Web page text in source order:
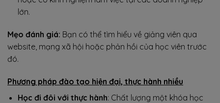
lớn.
Mẹo đánh giá: Bạn có thể tìm hiểu về giảng viên qua
website, mạng xã hội hoặc phản hồi của học viên trước
đó.
Phương pháp đào tạo hiện đại, thực hành nhiều
Học đi đôi với thực hành: Chất lượng một khóa học